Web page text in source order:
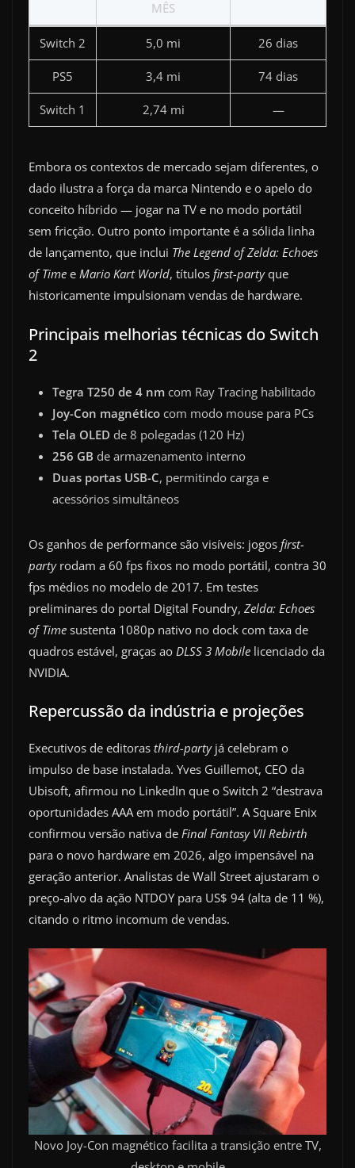
MÊS
Switch 2 5,0 mi 26 dias
PS5 3,4 mi 74 dias
Switch 1 2,74 mi —
Embora os contextos de mercado sejam diferentes, o
dado ilustra a força da marca Nintendo e o apelo do
conceito híbrido ― jogar na TV e no modo portátil
sem fricção. Outro ponto importante é a sólida linha
de lançamento, que inclui The Legend of Zelda: Echoes
of Time e Mario Kart World, títulos first-partyque
historicamente impulsionam vendas de hardware.
Principais melhorias técnicas do Switch
2
Tegra T250 de 4 nm com Ray Tracing habilitado
Joy-Con magnético com modo mouse para PCs
Tela OLED de 8 polegadas (120 Hz)
256 GB de armazenamento interno
Duas portas USB-C, permitindo car­ga e
acessórios simultâneos
Os ganhos de performance são visíveis: jogos first-
partyrodam a 60 fps fixos no modo portátil, contra 30
fps médios no modelo de 2017. Em testes
preliminares do portal Digital Foundry, Zelda: Echoes
of Time sustenta 1080p nativo no dock com taxa de
quadros estável, graças ao DLSS 3 Mobile licenciado da
NVIDIA.
Repercussão da indústria e projeções
Executivos de editoras third-partyjá celebram o
impulso de base instalada. Yves Guillemot, CEO da
Ubisoft, afirmou no LinkedIn que o Switch 2 “destrava
oportunidades AAA em modo portátil”. A Square Enix
confirmou versão nativa de Final Fantasy VII Rebirth
para o novo hardware em 2026, algo impensável na
geração anterior. Analistas de Wall Street ajustaram o
preço-alvo da ação NTDOY para US$ 94 (alta de 11 %),
citando o ritmo incomum de vendas.
Novo Joy-Con magnético facilita a transição entre TV,